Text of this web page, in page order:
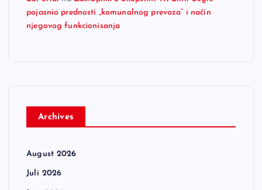
pojasnio prednosti „komunalnog prevoza“ i način
njegovog funkcionisanja
Archives
August 2026
Juli 2026